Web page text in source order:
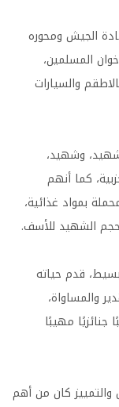
الجيش ومحوره
المسلمين،
والسيارات
وشهيد،
كما أنهم
بمواد غذائية،
الشهيد للأسف.
قدم حياته
والمساواة،
مهيبًا
والتمييز كان من أهم